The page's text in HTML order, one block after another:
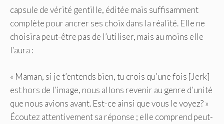
capsule de vérité gentille, éditée mais suffisamment
complète pour ancrer ses choix dans la réalité. Elle ne
choisira peut-être pas de l’utiliser, mais au moins elle
l’aura :
« Maman, si je t’entends bien, tu crois qu’une fois [Jerk]
est hors de l’image, nous allons revenir au genre d’unité
que nous avions avant. Est-ce ainsi que vous le voyez? »
Écoutez attentivement sa réponse ; elle comprend peut-